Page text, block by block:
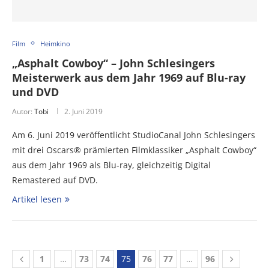
Film Heimkino
„Asphalt Cowboy“ – John Schlesingers
Meisterwerk aus dem Jahr 1969 auf Blu-ray
und DVD
Autor: Tobi 2. Juni 2019
Am 6. Juni 2019 veröffentlicht StudioCanal John Schlesingers
mit drei Oscars® prämierten Filmklassiker „Asphalt Cowboy“
aus dem Jahr 1969 als Blu-ray, gleichzeitig Digital
Remastered auf DVD.
Artikel lesen
1 … 73 74 75 76 77 … 96